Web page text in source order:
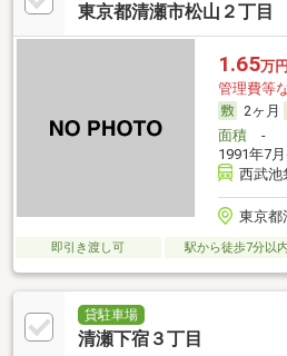
東京都清瀬市松山２丁目
1.65万円
管理費等
2ヶ月
面積-
1991年7
西武池
東京都
即引き渡し可 駅から徒歩7分以内
貸駐車場
清瀬下宿３丁目